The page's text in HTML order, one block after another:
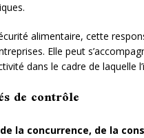
alimentaire, cette
Elle peut
dans le cadre de laquelle
de contrôle
la concurrence, de la